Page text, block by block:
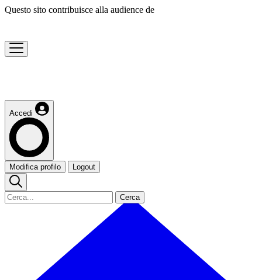
Questo sito contribuisce alla audience de
Accedi
Modifica profilo Logout
Cerca